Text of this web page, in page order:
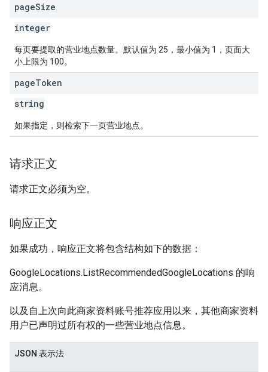
pageSize
integer
每页要提取的营业地点数量。默认值为 25，最小值为 1，页面大
小上限为 100。
pageToken
string
如果指定，则检索下一页营业地点。
请求正文
请求正文必须为空。
响应正文
如果成功，响应正文将包含结构如下的数据：
GoogleLocations.ListRecommendedGoogleLocations 的响
应消息。
以及自上次向此商家资料账号推荐应用以来，其他商家资料
用户已声明过所有权的一些营业地点信息。
JSON 表示法